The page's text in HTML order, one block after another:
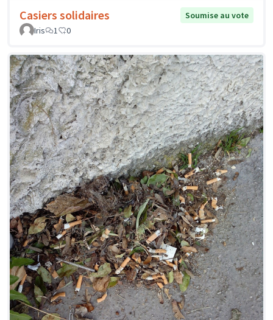
Casiers solidaires
Soumise au vote
Iris
1 0